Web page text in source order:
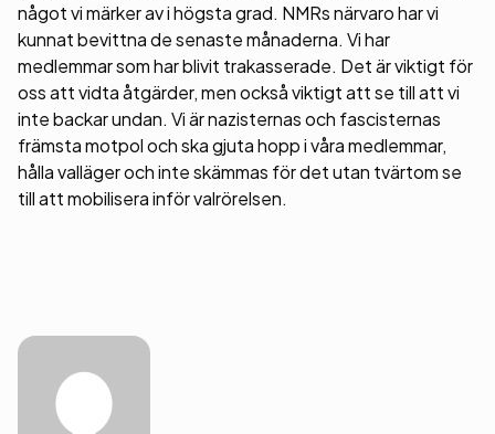
något vi märker av i högsta grad. NMRs närvaro har vi
kunnat bevittna de senaste månaderna. Vi har
medlemmar som har blivit trakasserade. Det är viktigt för
oss att vidta åtgärder, men också viktigt att se till att vi
inte backar undan. Vi är nazisternas och fascisternas
främsta motpol och ska gjuta hopp i våra medlemmar,
hålla valläger och inte skämmas för det utan tvärtom se
till att mobilisera inför valrörelsen.